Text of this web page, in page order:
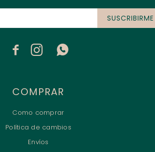
COMPRAR
Como comprar
Política de cambios
Envíos
SUSCRIBIRME
  